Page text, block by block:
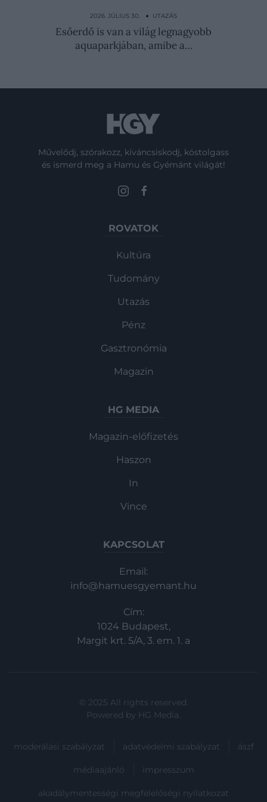
Szinte lebeg a híd, ami magasságával az
Eiffel-tornyot is…
2026. JÚLIUS 30. ● UTAZÁS
Esőerdő is van a világ legnagyobb
aquaparkjában, amibe a…
Művelődj, szórakozz, kíváncsiskodj, kóstolgass
és ismerd meg a Hamu és Gyémánt világát!
ROVATOK
Kultúra
Tudomány
Utazás
Pénz
Gasztronómia
Magazin
HG MEDIA
Magazin-előfizetés
Haszon
In
Vince
KAPCSOLAT
Email:
info@hamuesgyemant.hu
Cím:
1024 Budapest,
Margit krt. 5/A, 3. em. 1. a
© 2025 All rights reserved.
Powered by HG Media.
moderálási szabályzat adatvédelmi szabályzat ászf
médiaajánló impresszum
akadálymentességi megfelelőségi nyilatkozat